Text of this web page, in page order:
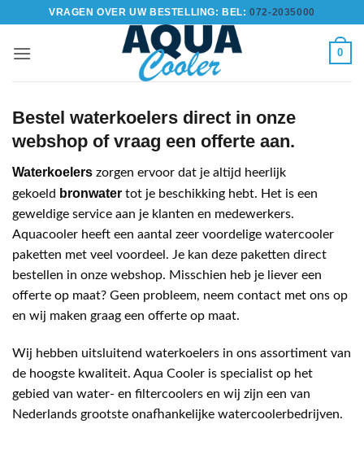
inhoud
VRAGEN OVER UW BESTELLING: BEL:072-2035000
0
Bestel waterkoelers direct in onze
webshop of vraag een offerte aan.
Waterkoelers zorgen ervoor dat je altijd heerlijk
gekoeld bronwater tot je beschikking hebt. Het is een
geweldige service aan je klanten en medewerkers.
Aquacooler heeft een aantal zeer voordelige watercooler
paketten met veel voordeel. Je kan deze paketten direct
bestellen in onze webshop. Misschien heb je liever een
offerte op maat? Geen probleem, neem contact met ons op
en wij maken graag een offerte op maat.
Wij hebben uitsluitend waterkoelers in ons assortiment van
de hoogste kwaliteit. Aqua Cooler is specialist op het
gebied van water- en filtercoolers en wij zijn een van
Nederlands grootste onafhankelijke watercoolerbedrijven.